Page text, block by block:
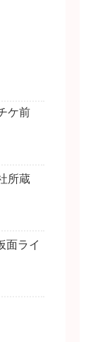
ケ前
所蔵
面ライ